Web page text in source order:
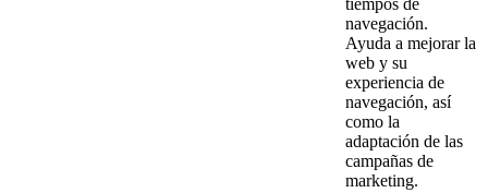
navegación.
Ayuda a mejorar la
web y su
experiencia de
navegación, así
como la
adaptación de las
campañas de
marketing.